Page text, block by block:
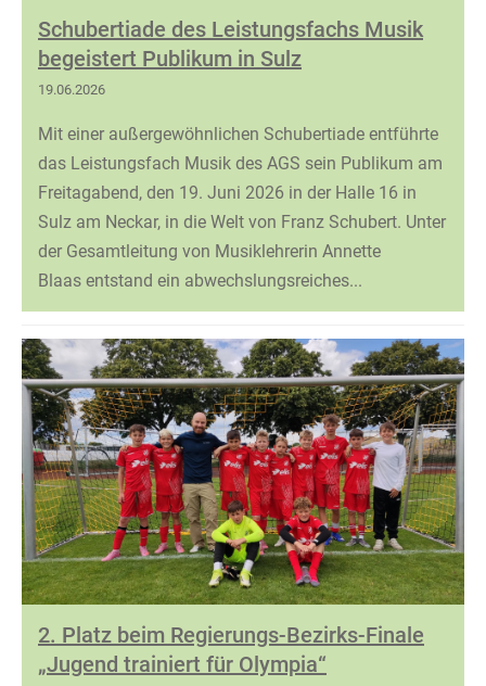
Schubertiade des Leistungsfachs Musik
begeistert Publikum in Sulz
19.06.2026
Mit einer außergewöhnlichen Schubertiade entführte
das Leistungsfach Musik des AGS sein Publikum am
Freitagabend, den 19. Juni 2026 in der Halle 16 in
Sulz am Neckar, in die Welt von Franz Schubert. Unter
der Gesamtleitung von Musiklehrerin Annette
Blaas entstand ein abwechslungsreiches...
2. Platz beim Regierungs-Bezirks-Finale
„Jugend trainiert für Olympia“